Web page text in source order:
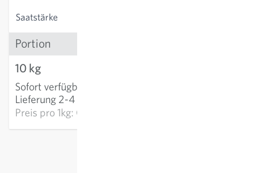
Saatstärke
Portion
10 kg
Sofort verfügbar
Lieferung 2-4 Tage
Preis pro1kg: CHF 33.91